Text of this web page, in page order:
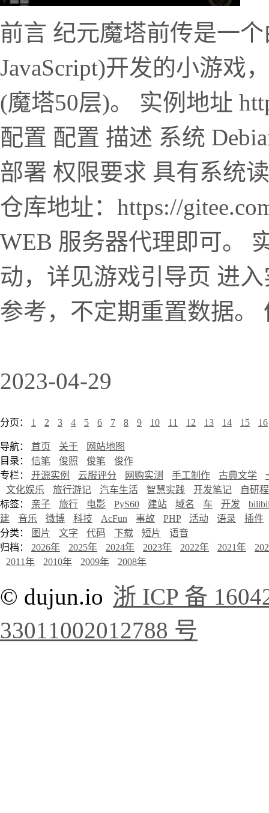
前言 纪元魔塔前传是一
JavaScript)开发的小游戏
(魔塔50层)。 实例地址
配置 配置 描述 系统
部署 权限要求 具有系统
仓库地址：https://
WEB 服务器代理即可。
动，详见游戏引导页 进
参考，不定期重置数据。
2023-04-29
分页： 1 2 3 4 5 6 7 8 9 10 11 12 13 14 15 16
导航： 首页 关于
网站地图
目录： 信笔 俊照 俊笔
俊作
专栏： 开源实例 云服评分 网购实测 手工制作 古典文学
文化娱乐
旅行游记 汽车生活 智慧实践 开发笔记
自研
标签： 亲子 旅行 电影 PyS60 建站 域名 车 开发
建
音乐 微博 科技 AcFun 事故 PHP 活动 语录
插件
分类：
图片 文字 代码 下载 短片
语音
归档： 2026年 2025年 2024年 2023年 2022年 2021年
2011年
2010年 2009年 2008年
© dujun.io 浙 ICP 备
33011002012788 号